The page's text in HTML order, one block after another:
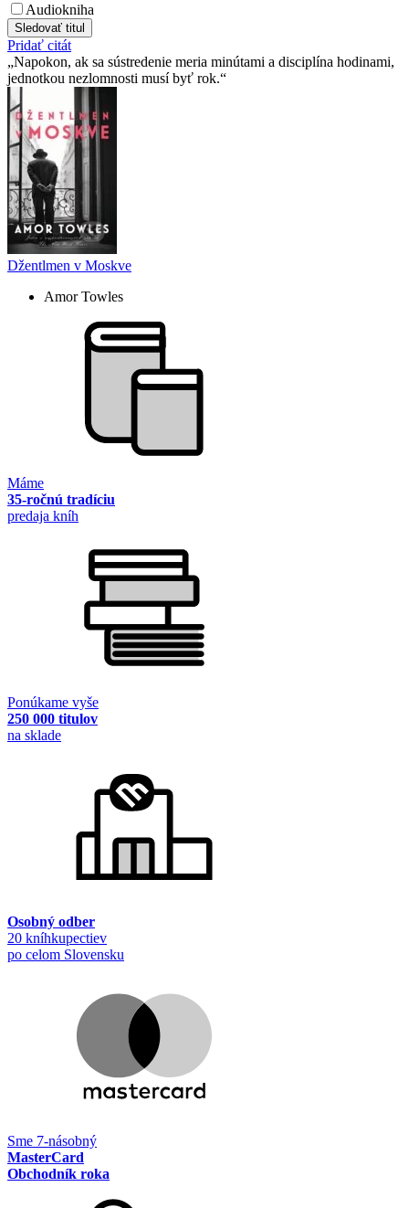
Audiokniha
Sledovať titul
Pridať citát
Napokon, ak sa sústredenie meria minútami a disciplína hodinami,
jednotkou nezlomnosti musí byť rok.
Džentlmen v Moskve
Amor Towles
Máme
35-ročnú tradíciu
predaja kníh
Ponúkame vyše
250 000 titulov
na sklade
Osobný odber
20 kníhkupectiev
po celom Slovensku
Sme 7-násobný
MasterCard
Obchodník roka